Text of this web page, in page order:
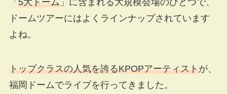
「 5大ドーム」に含まれる大規模会場のひとつで、
ドームツアーにはよくラインナップされています
よね。
トップクラスの人気を誇るKPOPアーティストが、
福岡ドームでライブを行ってきました。